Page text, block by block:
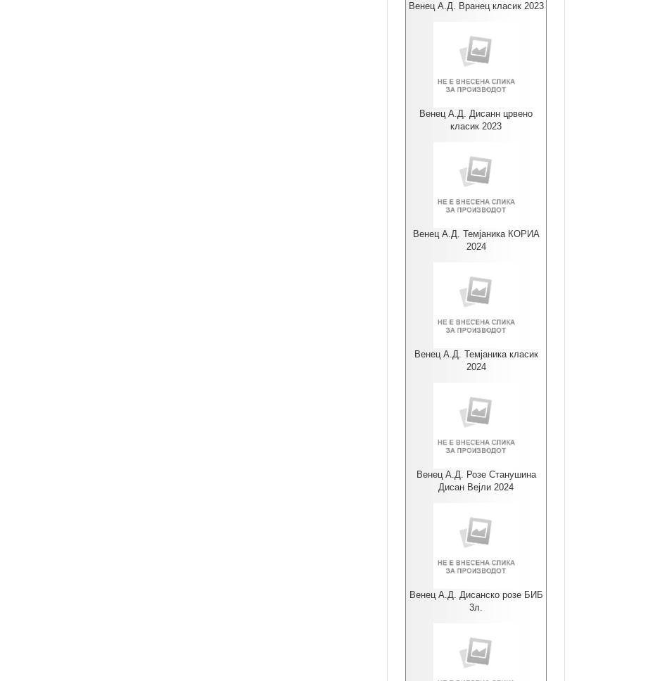
Венец А.Д. Вранец класик 2023
Венец А.Д. Дисанн црвено
класик 2023
Венец А.Д. Темјаника КОРИА
2024
Венец А.Д. Темјаника класик
2024
Венец А.Д. Розе Станушина
Дисан Вејли 2024
Венец А.Д. Дисанско розе БИБ
3л.